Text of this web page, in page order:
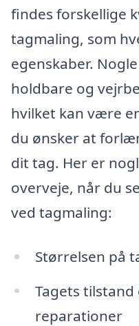
findes forskellige
tagmaling, som
egenskaber.
holdbare og
hvilket kan være
du ønsker at
dit tag. Her er
overveje, når du
ved tagmaling:
Størrelsen på
Tagets
reparationer